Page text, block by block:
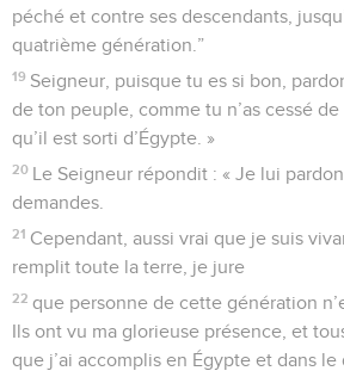
péché et contre ses descendants,
quatrième génération.”
19 Seigneur, puisque tu es si bon,
de ton peuple, comme tu n’as cessé
qu’il est sorti d’Égypte. »
20 Le Seigneur répondit : « Je lui
demandes.
21 Cependant, aussi vrai que je suis
remplit toute la terre, je jure
22 que personne de cette génération
Ils ont vu ma glorieuse présence, et
que j’ai accomplis en Égypte et dans